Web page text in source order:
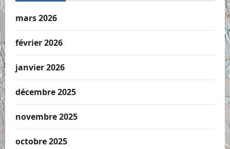
mars 2026
février 2026
janvier 2026
décembre 2025
novembre 2025
octobre 2025